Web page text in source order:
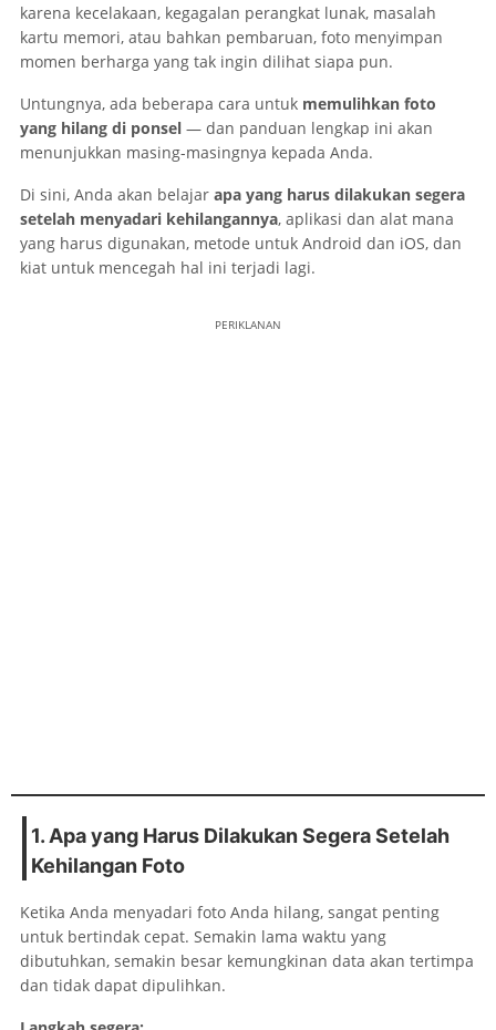
karena kecelakaan, kegagalan perangkat lunak, masalah
kartu memori, atau bahkan pembaruan, foto menyimpan
momen berharga yang tak ingin dilihat siapa pun.
Untungnya, ada beberapa cara untuk memulihkan foto
yang hilang di ponsel — dan panduan lengkap ini akan
menunjukkan masing-masingnya kepada Anda.
Di sini, Anda akan belajar apa yang harus dilakukan segera
setelah menyadari kehilangannya, aplikasi dan alat mana
yang harus digunakan, metode untuk Android dan iOS, dan
kiat untuk mencegah hal ini terjadi lagi.
PERIKLANAN
1. Apa yang Harus Dilakukan Segera Setelah
Kehilangan Foto
Ketika Anda menyadari foto Anda hilang, sangat penting
untuk bertindak cepat. Semakin lama waktu yang
dibutuhkan, semakin besar kemungkinan data akan tertimpa
dan tidak dapat dipulihkan.